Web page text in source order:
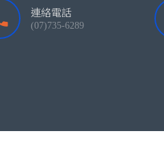
連絡電話
(07)735-6289